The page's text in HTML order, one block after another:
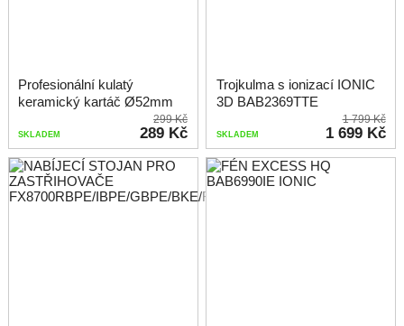
Profesionální kulatý
keramický kartáč Ø52mm
299 Kč
289 Kč
SKLADEM
Trojkulma s ionizací IONIC
3D BAB2369TTE
1 799 Kč
1 699 Kč
SKLADEM